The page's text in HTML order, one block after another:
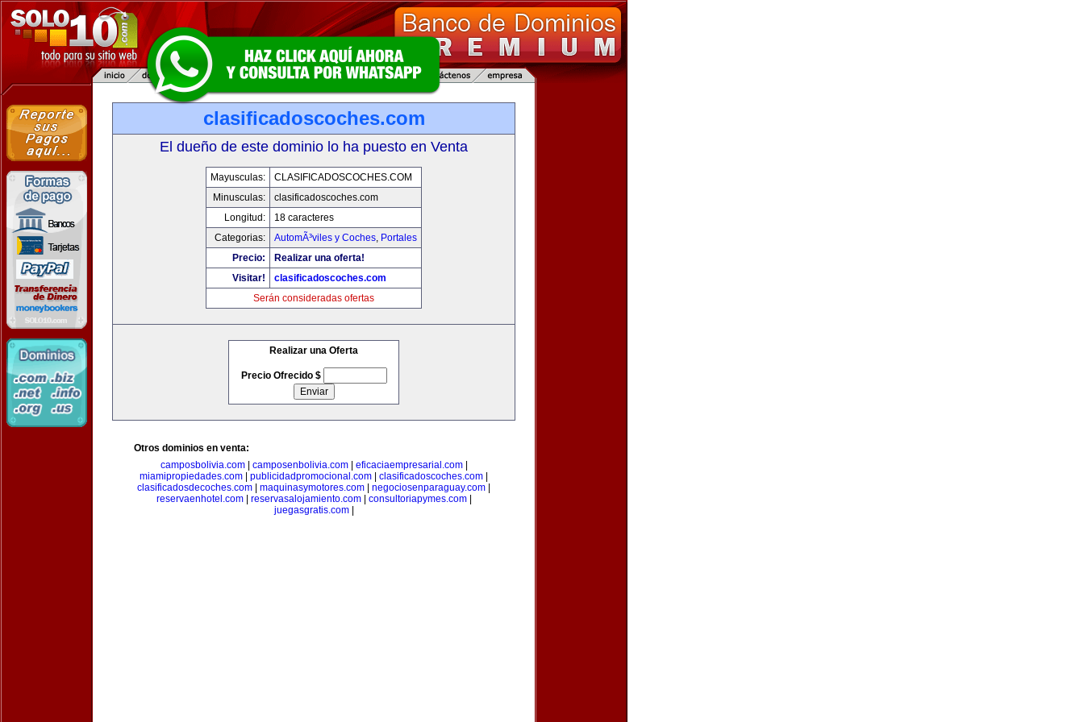
clasificadoscoches.com
El dueño de este dominio lo ha puesto en Venta
Mayusculas:
CLASIFICADOSCOCHES.COM
Minusculas:
clasificadoscoches.com
Longitud:
18 caracteres
Categorias:
AutomÃ³viles y Coches, Portales
Precio:
Realizar una oferta!
Visitar!
clasificadoscoches.com
Serán consideradas ofertas
Realizar una Oferta
Precio Ofrecido $
Otros dominios en venta:
camposbolivia.com| camposenbolivia.com| eficaciaempresarial.com|
miamipropiedades.com
publicidadpromocional.com clasificadoscoches.com
clasificadosdecoches.com
maquinasymotores.com negociosenparaguay.com
reservaenhotel.com| reservasalojamiento.com| consultoriapymes.com|
juegasgratis.com|